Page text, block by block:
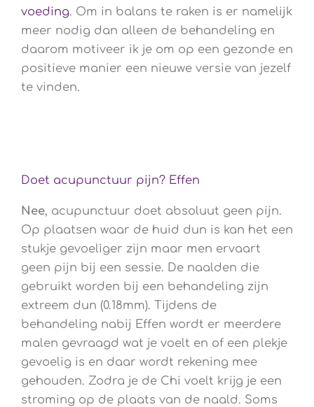
voeding. Om in balans te raken is er namelijk
meer nodig dan alleen de behandeling en
daarom motiveer ik je om op een gezonde en
positieve manier een nieuwe versie van jezelf
te vinden.
Doet acupunctuur pijn? Effen
Nee, acupunctuur doet absoluut geen pijn.
Op plaatsen waar de huid dun is kan het een
stukje gevoeliger zijn maar men ervaart
geen pijn bij een sessie. De naalden die
gebruikt worden bij een behandeling zijn
extreem dun (0.18mm). Tijdens de
behandeling nabij Effen wordt er meerdere
malen gevraagd wat je voelt en of een plekje
gevoelig is en daar wordt rekening mee
gehouden. Zodra je de Chi voelt krijg je een
stroming op de plaats van de naald. Soms